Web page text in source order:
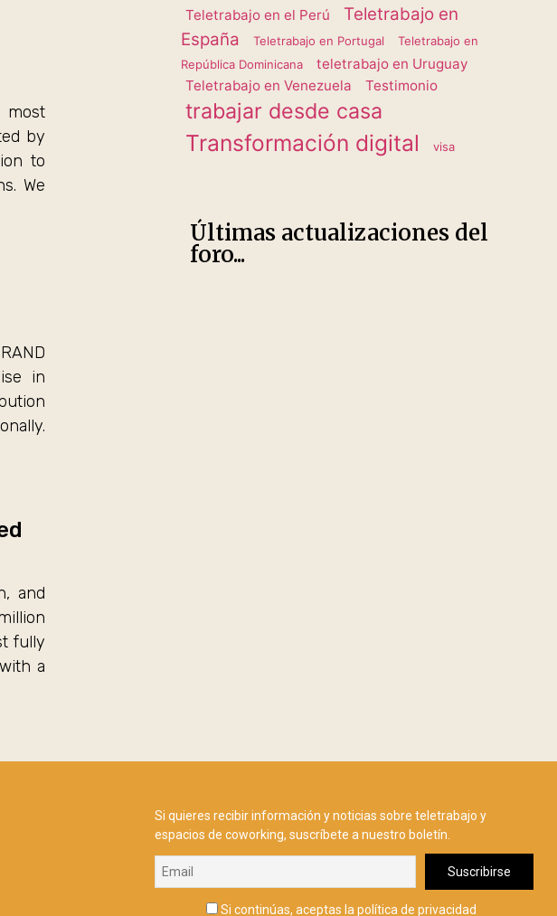
most
by
to
We
in
and
fully
a
Teletrabajo en el Perú
Teletrabajo en
España
Teletrabajo en Portugal
Teletrabajo en
República Dominicana
teletrabajo en Uruguay
Teletrabajo en Venezuela
Testimonio
trabajar desde casa
Transformación digital visa
Últimas actualizaciones del
foro...
Si quieres recibir información y noticias sobre teletrabajo y
espacios de coworking, suscríbete a nuestro boletín.
Si continúas, aceptas la política de privacidad